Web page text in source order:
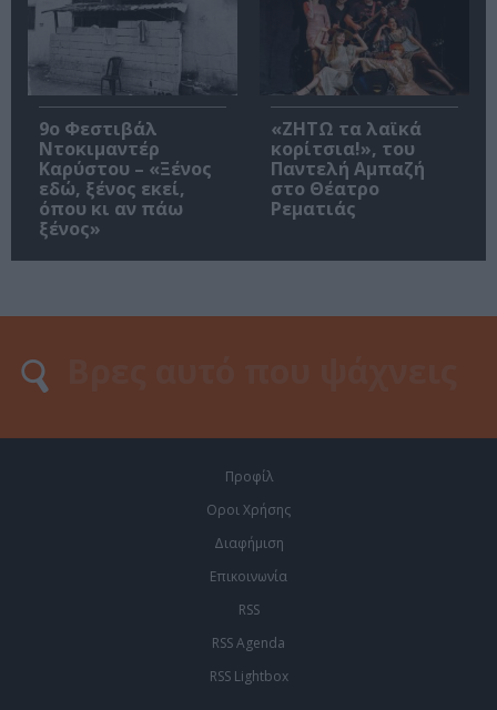
9ο Φεστιβάλ
Ντοκιμαντέρ
Καρύστου – «Ξένος
εδώ, ξένος εκεί,
όπου κι αν πάω
ξένος»
«ΖΗΤΩ τα λαϊκά
κορίτσια!», του
Παντελή Αμπαζή
στο Θέατρο
Ρεματιάς
Προφίλ
Οροι Χρήσης
Διαφήμιση
Επικοινωνία
RSS
RSS Agenda
RSS Lightbox